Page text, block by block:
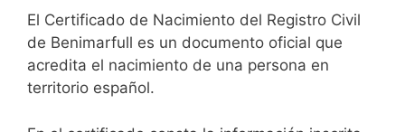
El Certificado de Nacimiento del Registro Civil
de Benimarfull es un documento oficial que
acredita el nacimiento de una persona en
territorio español.